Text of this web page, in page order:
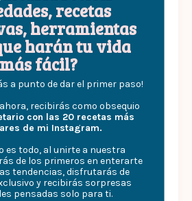
recetas
herramientas
harán tu vida
más fácil?
a punto de dar el primer paso!
recibirás como obsequio
con las 20 recetas más
de mi Instagram.
es todo, al unirte a nuestra
de los primeros en enterarte
tendencias, disfrutarás de
y recibirás sorpresas
pensadas solo para ti.